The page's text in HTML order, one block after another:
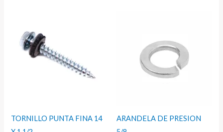
TORNILLO PUNTA FINA 14
ARANDELA DE PRESION